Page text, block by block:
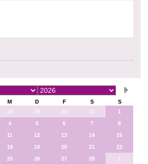
M D F S
S
28 29 30 31
1
4 5 6 7
8
11 12 13 14
15
18 19 20 21
22
25 26 27 28